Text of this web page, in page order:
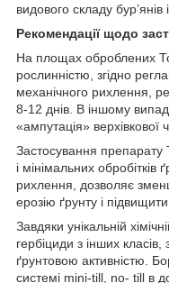
видового складу
Рекомендації щодо
На площах оброблених
рослинністю, згідно
механічного рихлення,
8-12 днів. В іншому
«ампутація» верхівкової
Застосування препарату
і мінімальних
рихлення, дозволяє
ерозію ґрунту і
Завдяки унікальній
гербіциди з інших
ґрунтовою активністю.
системі mini-till, no- till в